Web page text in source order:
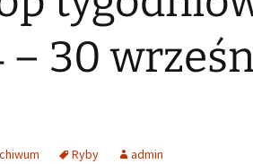
– 30
Ryby admin